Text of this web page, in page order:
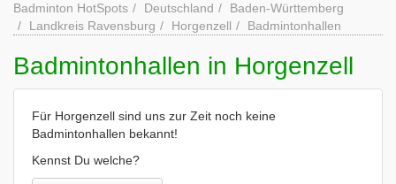
Badminton HotSpots Deutschland
Baden-Württemberg
Landkreis Ravensburg
Horgenzell Badmintonhallen
Badmintonhallen in Horgenzell
Für Horgenzell sind uns zur Zeit noch keine
Badmintonhallen bekannt!
Kennst Du welche?